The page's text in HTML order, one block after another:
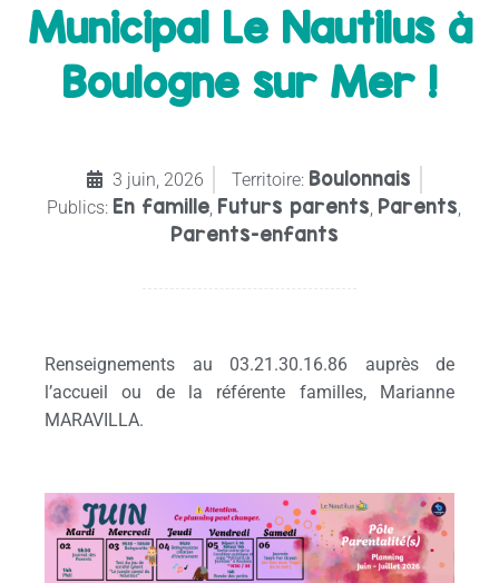
Municipal Le Nautilus à
Boulogne sur Mer !
3 juin, 2026 Territoire: Boulonnais
Publics: En famille Futurs parents Parents
Parents-enfants
Renseignements au 03.21.30.16.86 auprès de
l’accueil ou de la référente familles, Marianne
MARAVILLA.